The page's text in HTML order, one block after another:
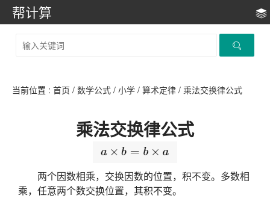
帮计算
当前位置 : 首页 / 数学公式 / 小学 / 算术定律 / 乘法交换律公式
乘法交换律公式
两个因数相乘，交换因数的位置，积不变。多数相
乘，任意两个数交换位置，其积不变。